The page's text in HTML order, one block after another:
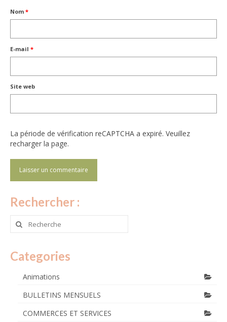
Nom *
E-mail *
Site web
La période de vérification reCAPTCHA a expiré. Veuillez
recharger la page.
Rechercher :
Rechercher
Categories
Animations
BULLETINS MENSUELS
COMMERCES ET SERVICES